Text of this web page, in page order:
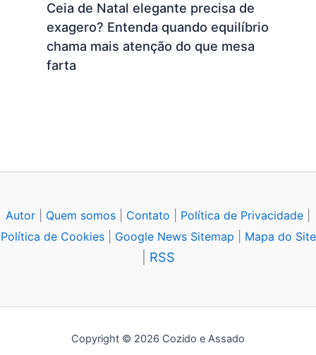
Ceia de Natal elegante precisa de
exagero? Entenda quando equilíbrio
chama mais atenção do que mesa
farta
Autor Quem somos Contato Política de Privacidade
Política de Cookies| Google News Sitemap Mapa do Site
RSS
Copyright © 2026 Cozido e Assado